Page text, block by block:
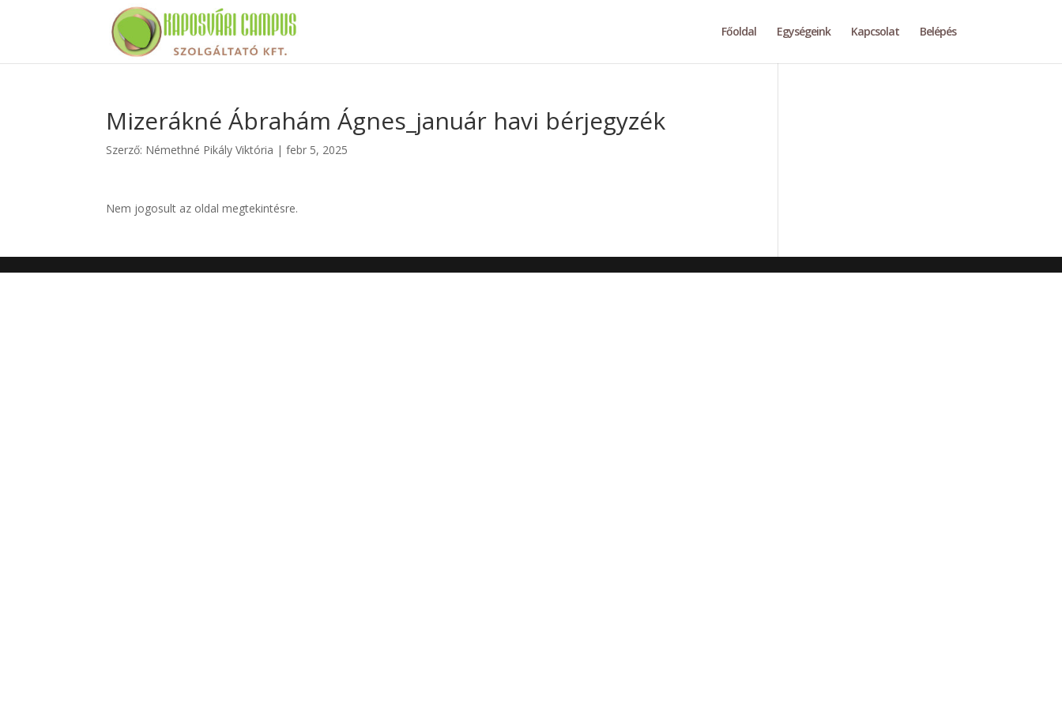
Főoldal Egységeink Kapcsolat Belépés
Mizerákné Ábrahám Ágnes_január havi bérjegyzék
Szerző: Némethné Pikály Viktória |febr 5, 2025
Nem jogosult az oldal megtekintésre.